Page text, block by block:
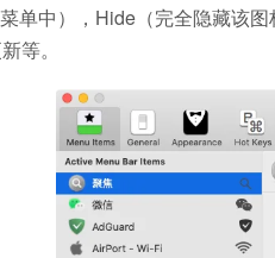
单中），Hide（完全隐藏该
等。